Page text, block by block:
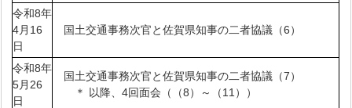
令和8年
4月16
日
国土交通事務次官と佐賀県知事の二者協議（6）
令和8年
5月26
日
国土交通事務次官と佐賀県知事の二者協議（7）
＊ 以降、4回面会（（8）～（11））